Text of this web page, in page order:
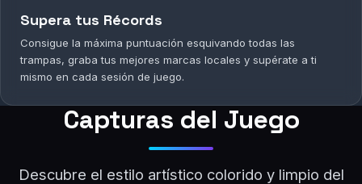
Supera tus Récords
Consigue la máxima puntuación esquivando todas las
trampas, graba tus mejores marcas locales y supérate a ti
mismo en cada sesión de juego.
Capturas del Juego
Descubre el estilo artístico colorido y limpio del